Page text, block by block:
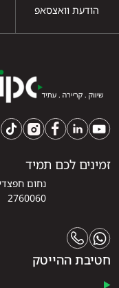
הודעת וואצסאפ
זמינים לכם תמיד
2760060
חטיבת ההייטק